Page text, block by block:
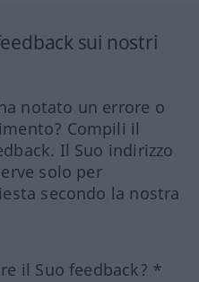
sui nostri
notato un errore o
Compili il
Il Suo indirizzo
solo per
secondo la nostra
il Suo feedback? *